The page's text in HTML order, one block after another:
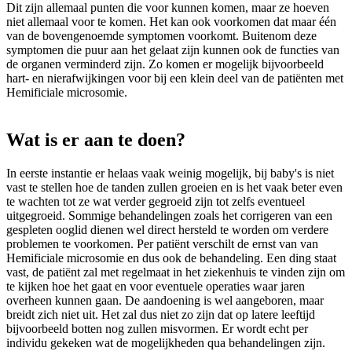
Dit zijn allemaal punten die voor kunnen komen, maar ze hoeven
niet allemaal voor te komen. Het kan ook voorkomen dat maar één
van de bovengenoemde symptomen voorkomt. Buitenom deze
symptomen die puur aan het gelaat zijn kunnen ook de functies van
de organen verminderd zijn. Zo komen er mogelijk bijvoorbeeld
hart- en nierafwijkingen voor bij een klein deel van de patiënten met
Hemificiale microsomie.
Wat is er aan te doen?
In eerste instantie er helaas vaak weinig mogelijk, bij baby's is niet
vast te stellen hoe de tanden zullen groeien en is het vaak beter even
te wachten tot ze wat verder gegroeid zijn tot zelfs eventueel
uitgegroeid. Sommige behandelingen zoals het corrigeren van een
gespleten ooglid dienen wel direct hersteld te worden om verdere
problemen te voorkomen. Per patiënt verschilt de ernst van van
Hemificiale microsomie en dus ook de behandeling. Een ding staat
vast, de patiënt zal met regelmaat in het ziekenhuis te vinden zijn om
te kijken hoe het gaat en voor eventuele operaties waar jaren
overheen kunnen gaan. De aandoening is wel aangeboren, maar
breidt zich niet uit. Het zal dus niet zo zijn dat op latere leeftijd
bijvoorbeeld botten nog zullen misvormen. Er wordt echt per
individu gekeken wat de mogelijkheden qua behandelingen zijn.